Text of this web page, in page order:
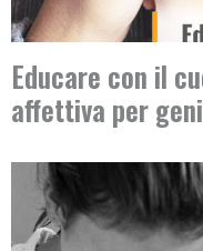
Educare con il
affettiva per